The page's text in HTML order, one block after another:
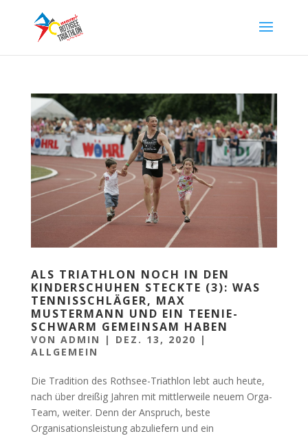
ALS TRIATHLON NOCH IN DEN
KINDERSCHUHEN STECKTE (3): WAS
TENNISSCHLÄGER, MAX
MUSTERMANN UND EIN TEENIE-
SCHWARM GEMEINSAM HABEN
VON ADMIN | DEZ. 13, 2020 |
ALLGEMEIN
Die Tradition des Rothsee-Triathlon lebt auch heute,
nach über dreißig Jahren mit mittlerweile neuem Orga-
Team, weiter. Denn der Anspruch, beste
Organisationsleistung abzuliefern und ein